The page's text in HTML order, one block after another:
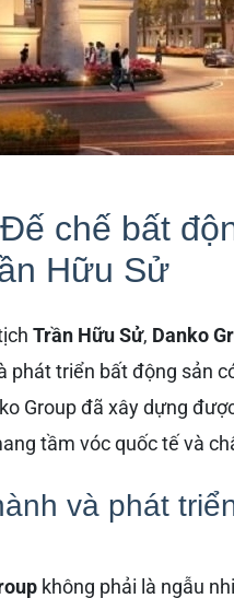
chế bất
Hữu Sử
Trần Hữu Sử, Danko
phát triển bất động sản
Group đã xây dựng
tầm vóc quốc tế và
và phát
không phải là ngẫu